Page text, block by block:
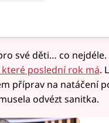
své děti… co
poslední rok má.
příprav na natáčení
odvézt sanitka.